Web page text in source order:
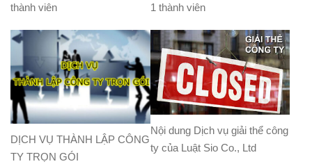
thành viên
1 thành viên
DỊCH VỤ THÀNH LẬP CÔNG
TY TRỌN GÓI
Nội dung Dịch vụ giải thể công
ty của Luật Sio Co., Ltd